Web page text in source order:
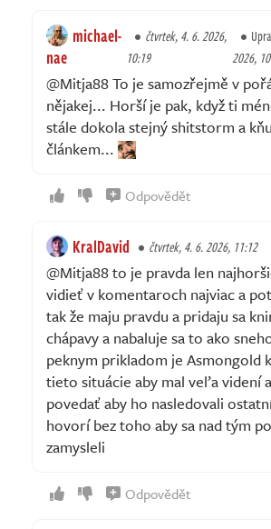
michael-
nae
čtvrtek, 4. 6. 2026,
10:19
2026,
@Mitja88 To je samozřejmě v
nějakej... Horší je pak, když ti
stále dokola stejný shitstorm a
článkem...
Odpovědět
KralDavid čtvrtek, 4. 6. 2026, 11:12
@Mitja88 to je pravda len
vidieť v komentaroch najviac a
tak že maju pravdu a pridaju sa
chápavy a nabaluje sa to ako
peknym prikladom je Asmongold
tieto situácie aby mal veľa videní
povedať aby ho nasledovali
hovorí bez toho aby sa nad tým
zamysleli
Odpovědět